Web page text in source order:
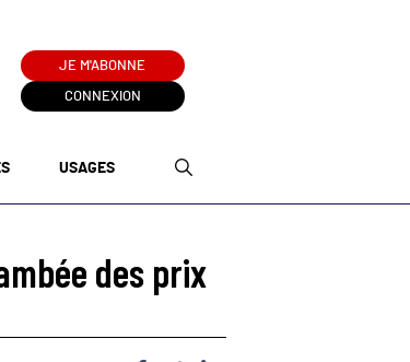
JE M'ABONNE
CONNEXION
USAGES
des prix